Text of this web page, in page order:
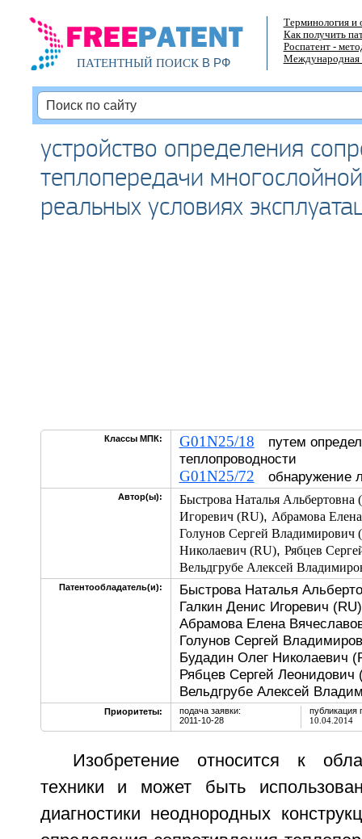
ПАТЕНТНЫЙ ПОИСКВ РФ
Терминология и
Как получить
Роспатент -
Международная
устройство определения
теплопередачи
реальных условиях
Классы МПК: G01N25/18 путем
теплопроводности
G01N25/72 обнаружение
Автор(ы):
Быстрова Наталья Альбертовна
Игоревич (RU), Абрамова
Голунов Сергей Владимирович
Николаевич (RU), Рябцев
Вельдгрубе Алексей
Патентообладатель(и):
Быстрова Наталья
Галкин Денис Игоревич
Абрамова Елена
Голунов Сергей
Будадин Олег Николаевич
Рябцев Сергей Леонидович
Вельдгрубе Алексей
Приоритеты:
подача заявки:
2011-10-28
публикация
10.04.2014
Изобретение относится к
техники и может быть
диагностики неоднородных